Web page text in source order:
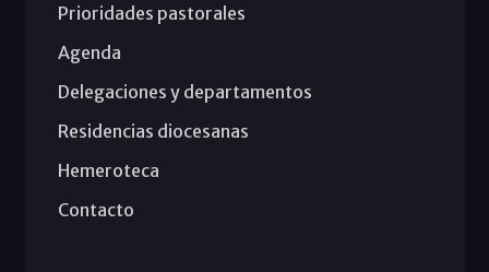
Prioridades pastorales
Agenda
Delegaciones y departamentos
Residencias diocesanas
Hemeroteca
Contacto